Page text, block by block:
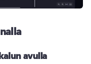
avulla